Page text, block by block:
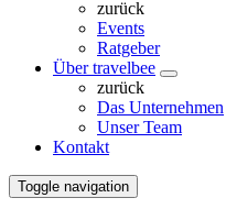
zurück
Events
Ratgeber
Über travelbee
zurück
Das Unternehmen
Unser Team
Kontakt
Toggle navigation